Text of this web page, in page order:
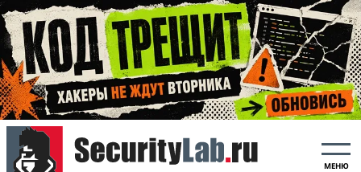
МЕНЮ